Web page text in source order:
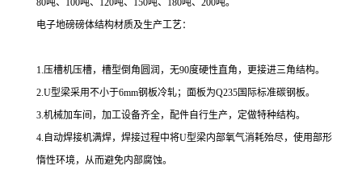
电子地磅磅体结构材质及生产工艺：
1.压槽机压槽，槽型倒角圆润，无90度硬性直角，更接进三角结构。
2.U型梁采用不小于6mm钢板冷轧；面板为Q235国际标准碳钢板。
3.机械加车间，加工设备齐全，配件自行生产，定做特种结构。
4.自动焊接机满焊，焊接过程中将U型梁内部氧气消耗殆尽，使用部形
惰性环境，从而避免内部腐蚀。